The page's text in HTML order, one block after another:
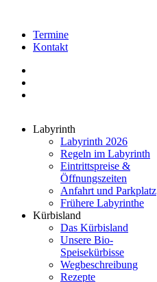
Termine
Kontakt
Labyrinth
Labyrinth 2026
Regeln im Labyrinth
Eintrittspreise &
Öffnungszeiten
Anfahrt und Parkplatz
Frühere Labyrinthe
Kürbisland
Das Kürbisland
Unsere Bio-
Speisekürbisse
Wegbeschreibung
Rezepte